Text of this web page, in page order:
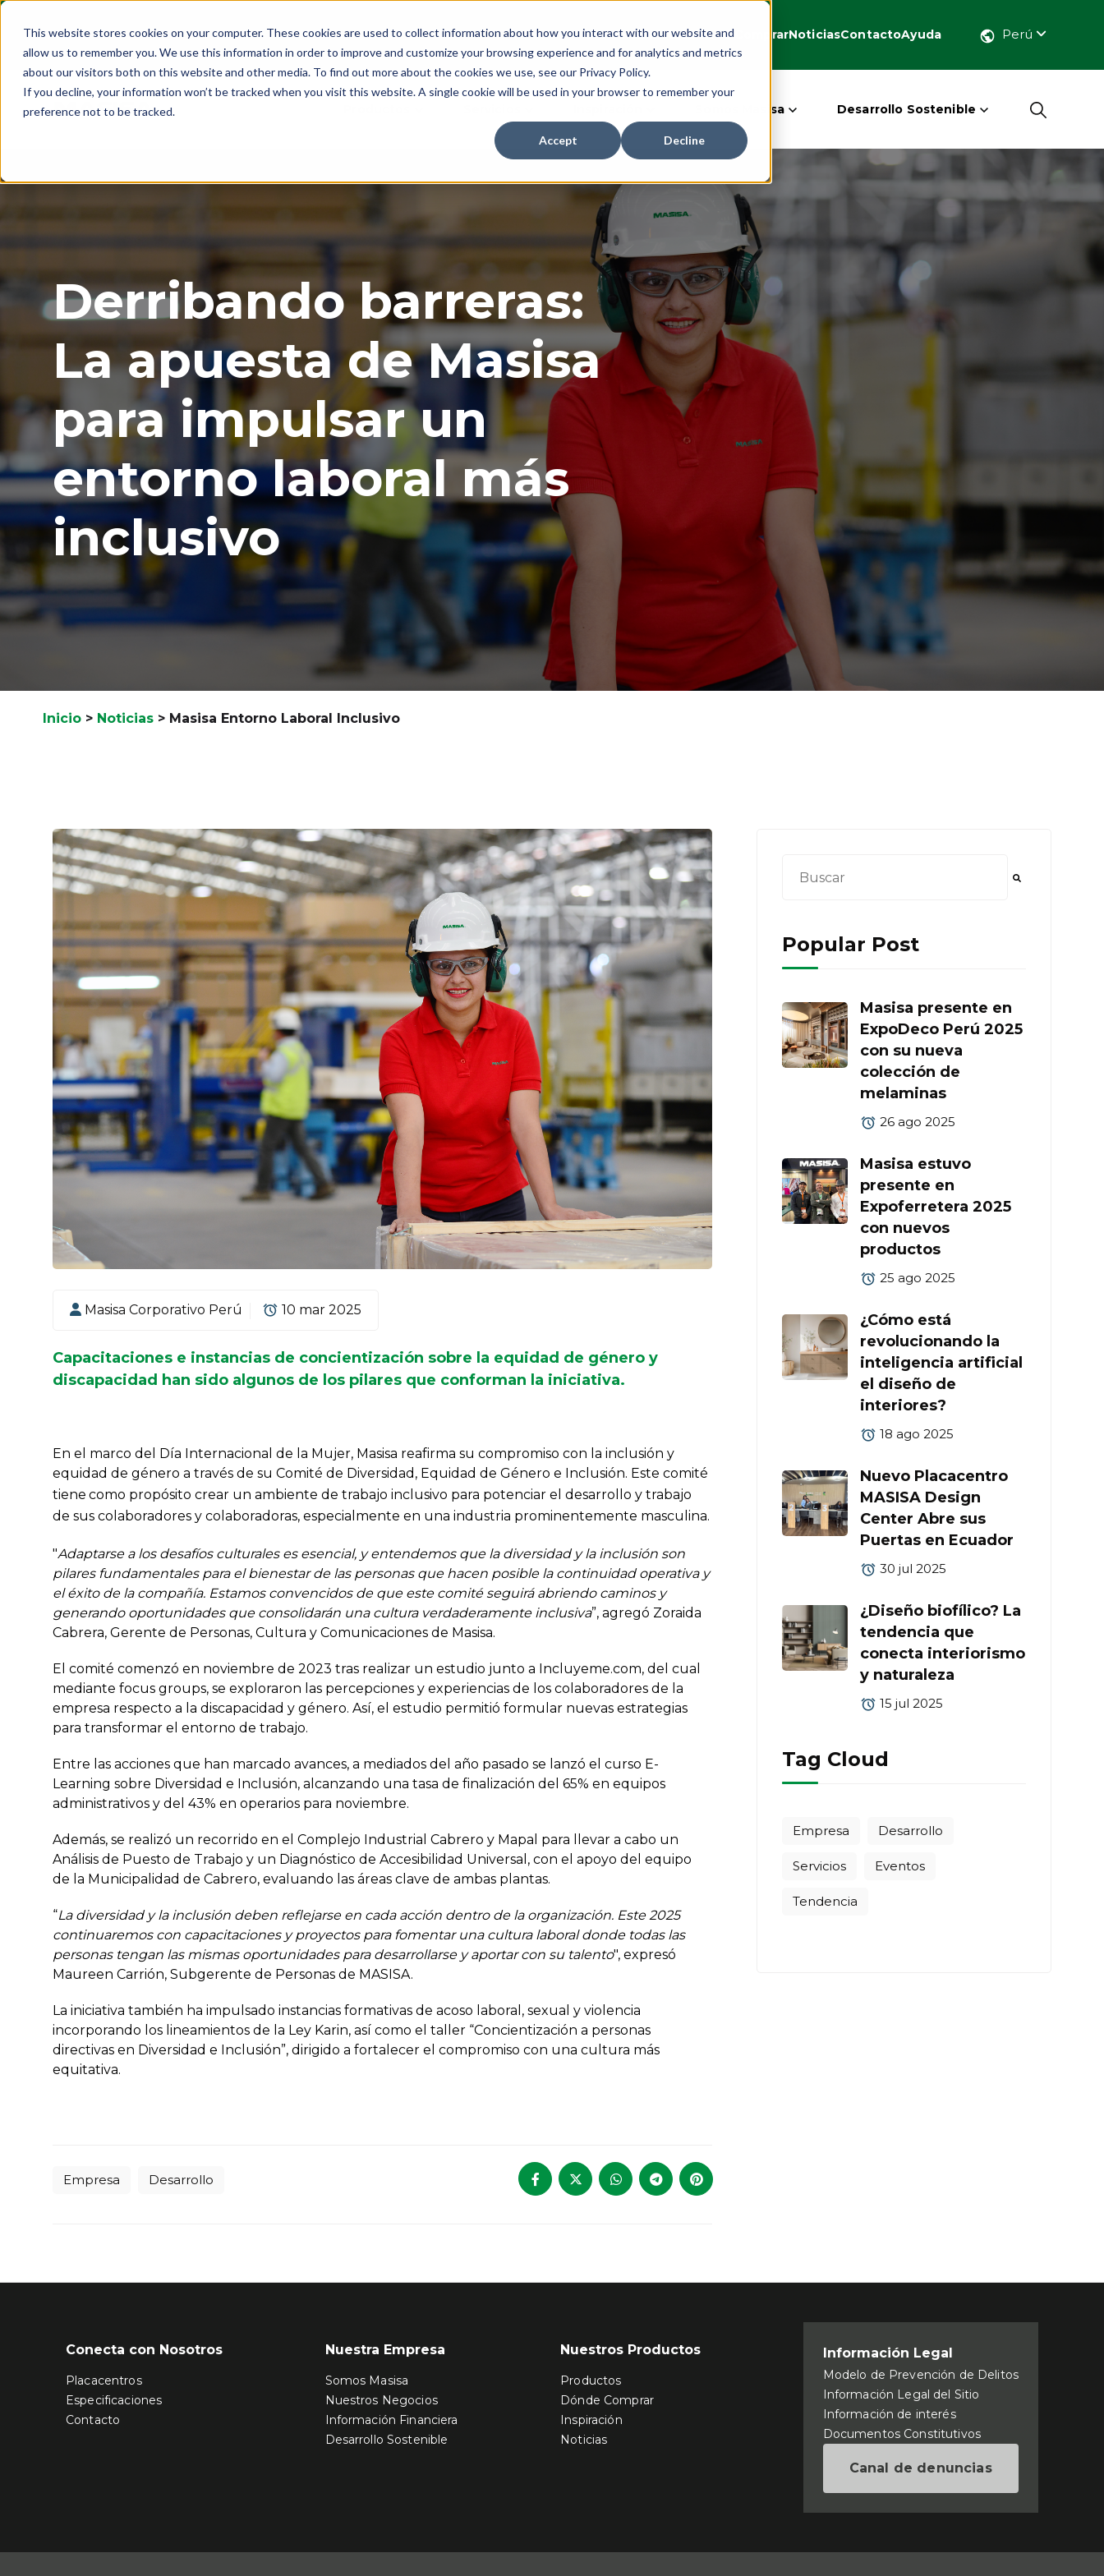
This website stores cookies on your computer. These cookies are used to collect information about how you interact with our website and
allow us to remember you. We use this information in order to improve and customize your browsing experience and for analytics and metrics
about our visitors both on this website and other media. To find out more about the cookies we use, see our Privacy Policy.
If you decline, your information won’t be tracked when you visit this website. A single cookie will be used in your browser to remember your
preference not to be tracked.
Accept Decline
InversionistasDónde ComprarNoticiasContactoAyuda Perú
Somos Masisa Desarrollo Sostenible
Derribando barreras:
La apuesta de Masisa
para impulsar un
entorno laboral más
inclusivo
Inicio > Noticias > Masisa Entorno Laboral Inclusivo
Masisa Corporativo Perú 10 mar 2025
Capacitaciones e instancias de concientización sobre la equidad de género y
discapacidad han sido algunos de los pilares que conforman la iniciativa.
En el marco del Día Internacional de la Mujer, Masisa reafirma su compromiso con la inclusión y
equidad de género a través de su Comité de Diversidad, Equidad de Género e Inclusión. Este comité
tiene como propósito crear un ambiente de trabajo inclusivo para potenciar el desarrollo y trabajo
de sus colaboradores y colaboradoras, especialmente en una industria prominentemente masculina.
"Adaptarse a los desafíos culturales es esencial, y entendemos que la diversidad y la inclusión son
pilares fundamentales para el bienestar de las personas que hacen posible la continuidad operativa y
el éxito de la compañía. Estamos convencidos de que este comité seguirá abriendo caminos y
generando oportunidades que consolidarán una cultura verdaderamente inclusiva”, agregó Zoraida
Cabrera, Gerente de Personas, Cultura y Comunicaciones de Masisa.
El comité comenzó en noviembre de 2023 tras realizar un estudio junto a Incluyeme.com, del cual
mediante focus groups, se exploraron las percepciones y experiencias de los colaboradores de la
empresa respecto a la discapacidad y género. Así, el estudio permitió formular nuevas estrategias
para transformar el entorno de trabajo.
Entre las acciones que han marcado avances, a mediados del año pasado se lanzó el curso E-
Learning sobre Diversidad e Inclusión, alcanzando una tasa de finalización del 65% en equipos
administrativos y del 43% en operarios para noviembre.
Además, se realizó un recorrido en el Complejo Industrial Cabrero y Mapal para llevar a cabo un
Análisis de Puesto de Trabajo y un Diagnóstico de Accesibilidad Universal, con el apoyo del equipo
de la Municipalidad de Cabrero, evaluando las áreas clave de ambas plantas.
“La diversidad y la inclusión deben reflejarse en cada acción dentro de la organización. Este 2025
continuaremos con capacitaciones y proyectos para fomentar una cultura laboral donde todas las
personas tengan las mismas oportunidades para desarrollarse y aportar con su talento", expresó
Maureen Carrión, Subgerente de Personas de MASISA.
La iniciativa también ha impulsado instancias formativas de acoso laboral, sexual y violencia
incorporando los lineamientos de la Ley Karin, así como el taller “Concientización a personas
directivas en Diversidad e Inclusión”, dirigido a fortalecer el compromiso con una cultura más
equitativa.
Empresa Desarrollo
Popular Post
Masisa presente en
ExpoDeco Perú 2025
con su nueva
colección de
melaminas
26 ago 2025
Masisa estuvo
presente en
Expoferretera 2025
con nuevos
productos
25 ago 2025
¿Cómo está
revolucionando la
inteligencia artificial
el diseño de
interiores?
18 ago 2025
Nuevo Placacentro
MASISA Design
Center Abre sus
Puertas en Ecuador
30 jul 2025
¿Diseño biofílico? La
tendencia que
conecta interiorismo
y naturaleza
15 jul 2025
Tag Cloud
Empresa Desarrollo
Servicios Eventos
Tendencia
Conecta con Nosotros
Placacentros
Especificaciones
Contacto
Nuestra Empresa
Somos Masisa
Nuestros Negocios
Información Financiera
Desarrollo Sostenible
Nuestros Productos
Productos
Dónde Comprar
Inspiración
Noticias
Información Legal
Modelo de Prevención de Delitos
Información Legal del Sitio
Información de interés
Documentos Constitutivos
Canal de denuncias